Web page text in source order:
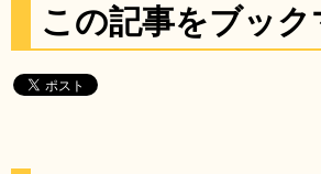
この記事をブッ